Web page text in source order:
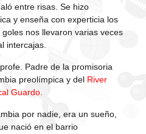
entre risas. Se hizo
y enseña con experticia los
nos llevaron varias veces
intercajas.
Padre de la promisoria
preolímpica y del River
Guardo.
por nadie, era un sueño,
nació en el barrio